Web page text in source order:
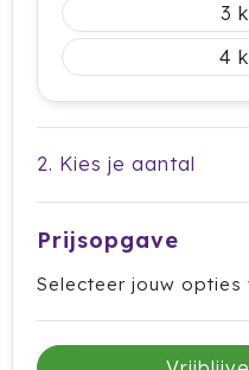
Elevate
Fitz Living
Fresh 'n Rebel
Grundig
Gusta
Halfar
3
4
2. Kies je aantal
Prijsopgave
Selecteer jouw